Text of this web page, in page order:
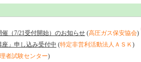
（7/21受付開始）のお知らせ (高圧ガス保安協会)
」申し込み受付中 (特定非営利活動法人ＡＳＫ )
者試験センター)